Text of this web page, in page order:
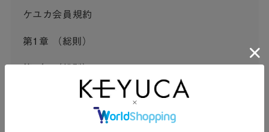
ケユカ会員規約
第1章 （総則）
この会員規約（以下「本規約」といいます。）は、河淳株
式会社ケユカ事業部（以下「弊社」といいます。）が提供
する一連のサービスに関し、弊社が次条の定めに従い入会